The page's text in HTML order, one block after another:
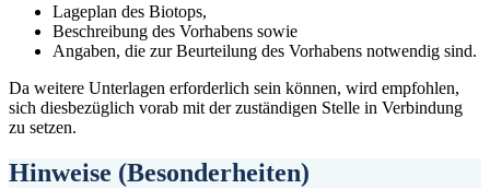
Lageplan des Biotops,
Beschreibung des Vorhabens sowie
Angaben, die zur Beurteilung des Vorhabens notwendig sind.
Da weitere Unterlagen erforderlich sein können, wird empfohlen,
sich diesbezüglich vorab mit der zuständigen Stelle in Verbindung
zu setzen.
Hinweise (Besonderheiten)